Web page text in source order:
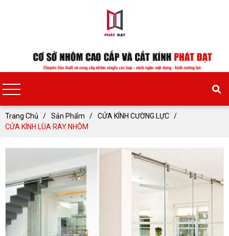
Trang Chủ Sản Phẩm
CỬA KÍNH CƯỜNG LỰC
CỬA KÍNH LÙA RAY NHÔM